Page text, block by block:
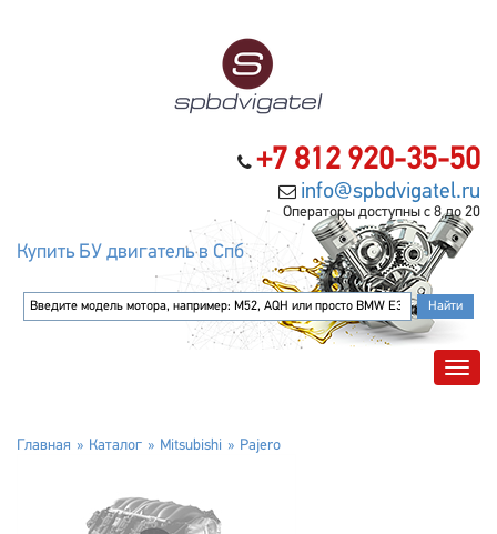
+7 812 920-35-50
info@spbdvigatel.ru
Операторы доступны с 8 до 20
Купить БУ двигатель в Спб
Главная Каталог Mitsubishi Pajero